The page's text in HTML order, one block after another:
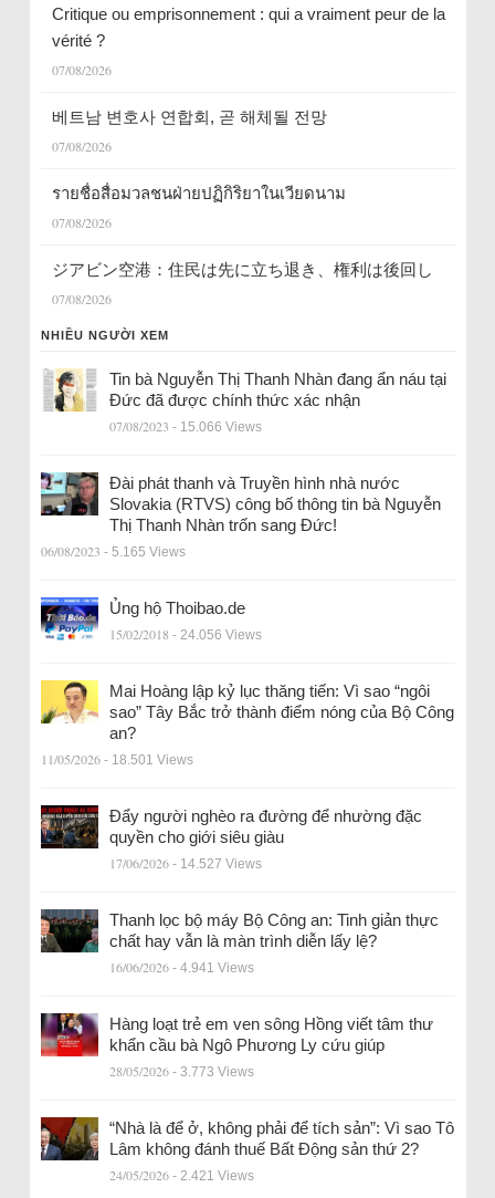
Critique ou emprisonnement : qui a vraiment peur de la
vérité ?
07/08/2026
베트남 변호사 연합회, 곧 해체될 전망
07/08/2026
รายชื่อสื่อมวลชนฝ่ายปฏิกิริยาในเวียดนาม
07/08/2026
ジアビン空港：住民は先に立ち退き、権利は後回し
07/08/2026
NHIỀU NGƯỜI XEM
Tin bà Nguyễn Thị Thanh Nhàn đang ẩn náu tại
Đức đã được chính thức xác nhận
07/08/2023 - 15.066 Views
Đài phát thanh và Truyền hình nhà nước
Slovakia (RTVS) công bố thông tin bà Nguyễn
Thị Thanh Nhàn trốn sang Đức!
06/08/2023 - 5.165 Views
Ủng hộ Thoibao.de
15/02/2018 - 24.056 Views
Mai Hoàng lập kỷ lục thăng tiến: Vì sao “ngôi
sao” Tây Bắc trở thành điểm nóng của Bộ Công
an?
11/05/2026 - 18.501 Views
Đẩy người nghèo ra đường để nhường đặc
quyền cho giới siêu giàu
17/06/2026 - 14.527 Views
Thanh lọc bộ máy Bộ Công an: Tinh giản thực
chất hay vẫn là màn trình diễn lấy lệ?
16/06/2026 - 4.941 Views
Hàng loạt trẻ em ven sông Hồng viết tâm thư
khẩn cầu bà Ngô Phương Ly cứu giúp
28/05/2026 - 3.773 Views
“Nhà là để ở, không phải để tích sản”: Vì sao Tô
Lâm không đánh thuế Bất Động sản thứ 2?
24/05/2026 - 2.421 Views